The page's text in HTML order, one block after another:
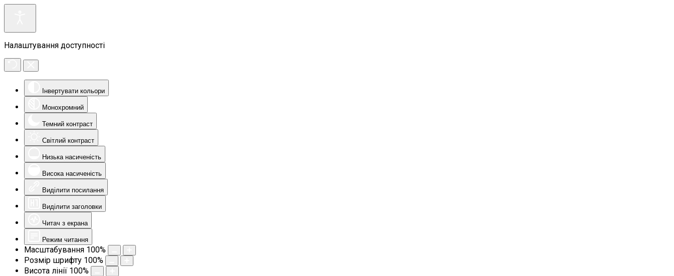
Налаштування доступності
Інвертувати кольори
Монохромний
Темний контраст
Світлий контраст
Низька насиченість
Висока насиченість
Виділити посилання
Виділити заголовки
Читач з екрана
Режим читання
Масштабування 100%
Розмір шрифту 100%
Висота лінії 100%